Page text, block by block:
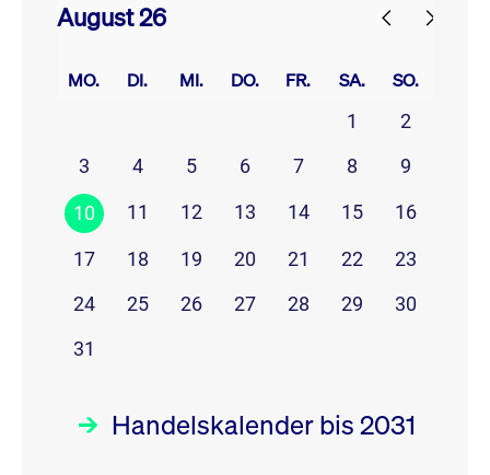
August 26
MO. DI. MI. DO. FR. SA. SO.
1
2
3
4 5 6 7 8 9
10 11 12 13 14 15 16
17 18 19 20 21 22
23
24
25 26 27 28 29
30
31
Handelskalender bis 2031